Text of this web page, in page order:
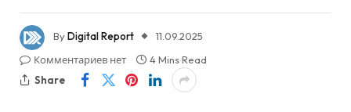
ByDigital Report
11.09.2025
Комментариев нет
4 Mins Read
Share